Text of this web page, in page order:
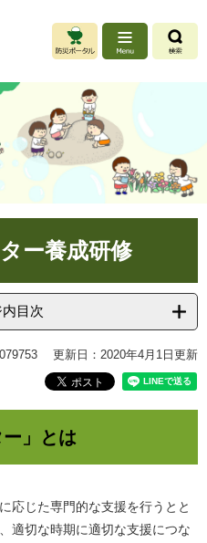
ー養成研修
目次
更新日：2020年4月1日更新
ー」とは
応じた専門的な支援を行うとと
適切な時期に適切な支援につな